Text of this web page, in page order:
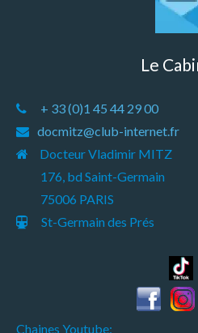
Le
+ 33 (0)1 45 44 29 00
docmitz@club-internet.fr
Docteur Vladimir MITZ
176, bd Saint-Germain
75006 PARIS
St-Germain des Prés
Chaines Youtube: